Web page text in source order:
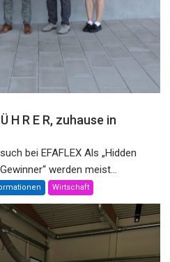
H R E R, zuhause in
bei EFAFLEX Als „Hidden
werden meist...
Wirtschaft